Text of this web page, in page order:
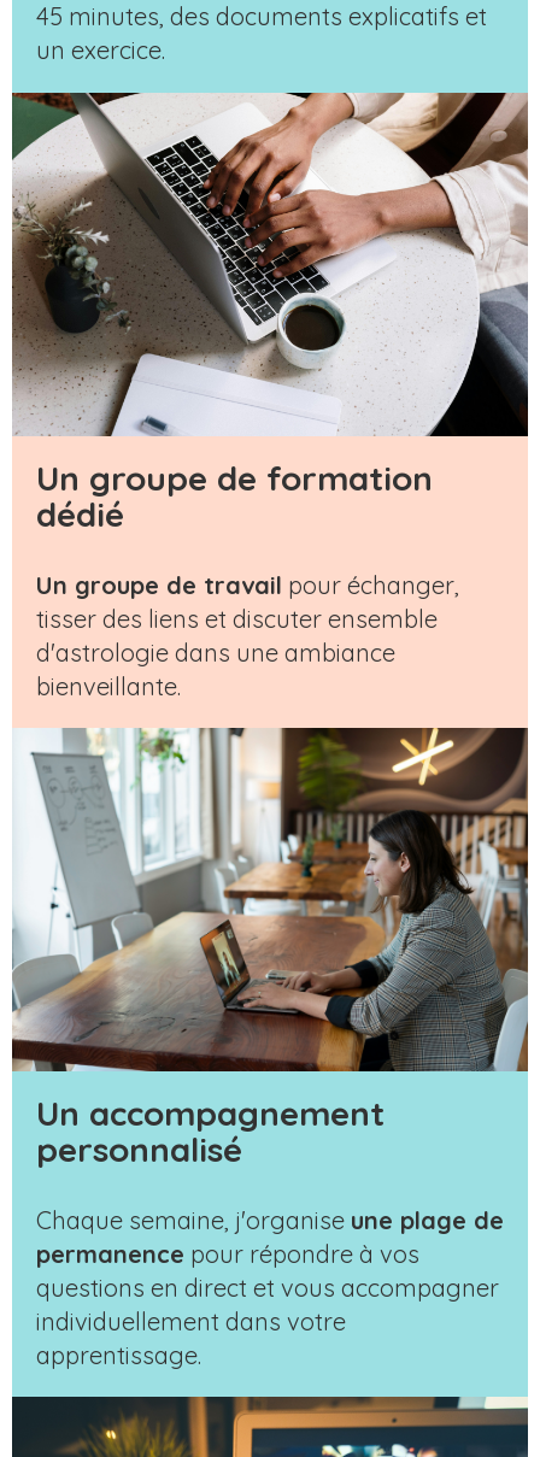
45 minutes, des documents explicatifs et
un exercice.
Un groupe de formation
dédié
Un groupe de travail pour échanger,
tisser des liens et discuter ensemble
d'astrologie dans une ambiance
bienveillante.
Un accompagnement
personnalisé
Chaque semaine, j'organise une plage de
permanence pour répondre à vos
questions en direct et vous accompagner
individuellement dans votre
apprentissage.